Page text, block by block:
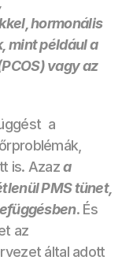
hormonális
mint például a
vagy az
a
is. Azaz a
PMS tünet,
. És
az
által adott